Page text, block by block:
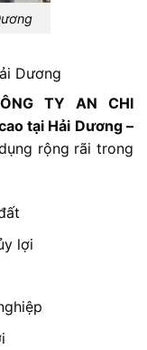
Dương
TY AN CHI
tại Hải Dương –
rộng rãi trong
lợi